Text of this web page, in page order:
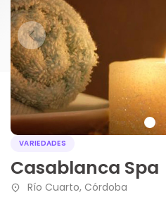
VARIEDADES
Casablanca Spa
Río Cuarto, Córdoba